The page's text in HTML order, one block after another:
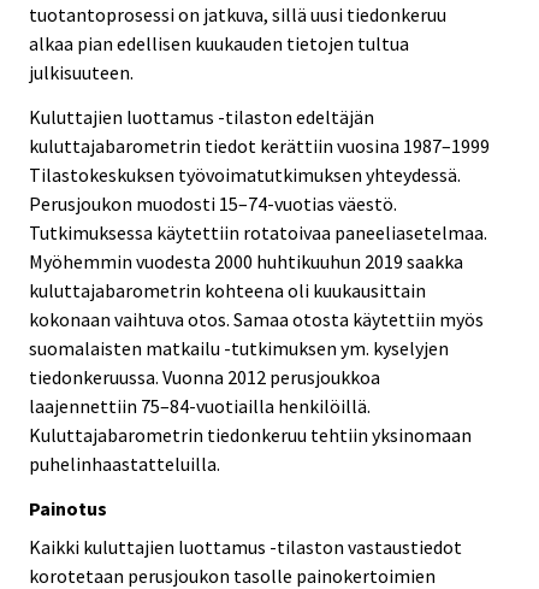
tuotantoprosessi on jatkuva, sillä uusi tiedonkeruu
alkaa pian edellisen kuukauden tietojen tultua
julkisuuteen.
Kuluttajien luottamus -tilaston edeltäjän
kuluttajabarometrin tiedot kerättiin vuosina 1987–1999
Tilastokeskuksen työvoimatutkimuksen yhteydessä.
Perusjoukon muodosti 15–74-vuotias väestö.
Tutkimuksessa käytettiin rotatoivaa paneeliasetelmaa.
Myöhemmin vuodesta 2000 huhtikuuhun 2019 saakka
kuluttajabarometrin kohteena oli kuukausittain
kokonaan vaihtuva otos. Samaa otosta käytettiin myös
suomalaisten matkailu -tutkimuksen ym. kyselyjen
tiedonkeruussa. Vuonna 2012 perusjoukkoa
laajennettiin 75–84-vuotiailla henkilöillä.
Kuluttajabarometrin tiedonkeruu tehtiin yksinomaan
puhelinhaastatteluilla.
Painotus
Kaikki kuluttajien luottamus -tilaston vastaustiedot
korotetaan perusjoukon tasolle painokertoimien